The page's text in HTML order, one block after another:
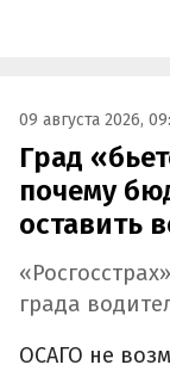
09 августа 2026,
Град
почему
оставить
града
ОСАГО не